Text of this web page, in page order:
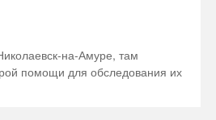
на-Амуре, там
помощи для обследования их